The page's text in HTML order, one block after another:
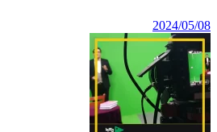
2024/05/08